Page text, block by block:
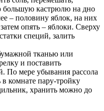
большую кастрюлю на дно
– половину яблок, на них
опять – яблоки. Сверху
специй, залить
тканью или
и поставить
По мере убывания рассола
в комнате пару-тройку
хранить можно до